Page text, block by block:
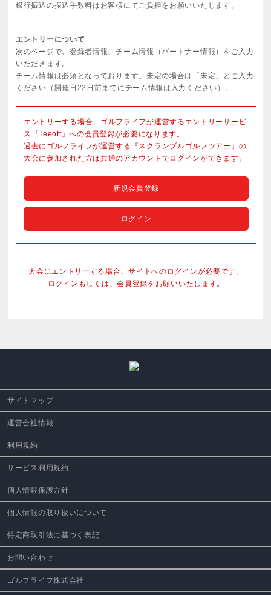
銀行振込の振込手数料はお客様にてご負担をお願いいたします。
エントリーについて
次のページで、登録者情報、チーム情報（パートナー情報）をご入力
いただきます。
チーム情報は必須となっております。未定の場合は「未定」とご入力
ください（開催日22日前までにチーム情報は入力ください）。
エントリーする場合、ゴルフライフが運営するエントリーサービ
ス『Teeoff』への会員登録が必要になります。
過去にゴルフライフが運営する『スクランブルゴルフツアー』の
大会に参加された方は共通のアカウントでログインができます。
新規会員登録
ログイン
大会にエントリーする場合、サイトへのログインが必要です。
ログインもしくは、会員登録をお願いいたします。
サイトマップ
運営会社情報
利用規約
サービス利用規約
個人情報保護方針
個人情報の取り扱いについて
特定商取引法に基づく表記
お問い合わせ
ゴルフライフ株式会社